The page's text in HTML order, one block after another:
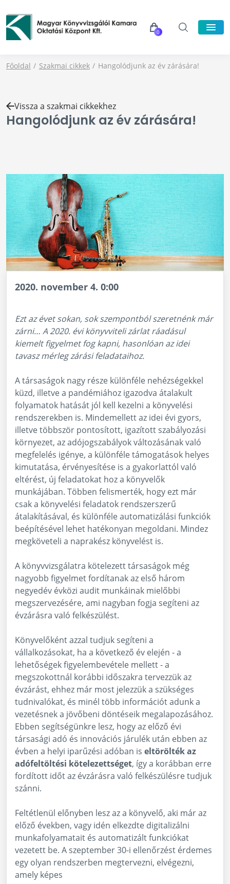
0
Főoldal Szakmai cikkek Hangolódjunk az év zárására!
Hangolódjunk az év zárására!
Vissza a szakmai cikkekhez
2020. november 4. 0:00
Ezt az évet sokan, sok szempontból szeretnénk már
zárni… A 2020. évi könyvviteli zárlat ráadásul
kiemelt figyelmet fog kapni, hasonlóan az idei
tavasz mérleg zárási feladataihoz.
A társaságok nagy része különféle nehézségekkel
küzd, illetve a pandémiához igazodva átalakult
folyamatok hatását jól kell kezelni a könyvelési
rendszerekben is. Mindemellett az idei évi gyors,
illetve többször pontosított, igazított szabályozási
környezet, az adójogszabályok változásának való
megfelelés igénye, a különféle támogatások helyes
kimutatása, érvényesítése is a gyakorlattól való
eltérést, új feladatokat hoz a könyvelők
munkájában. Többen felismerték, hogy ezt már
csak a könyvelési feladatok rendszerszerű
átalakításával, és különféle automatizálási funkciók
beépítésével lehet hatékonyan megoldani. Mindez
megköveteli a naprakész könyvelést is.
A könyvvizsgálatra kötelezett társaságok még
nagyobb figyelmet fordítanak az első három
negyedév évközi audit munkáinak mielőbbi
megszervezésére, ami nagyban fogja segíteni az
évzárásra való felkészülést.
Könyvelőként azzal tudjuk segíteni a
vállalkozásokat, ha a következő év elején - a
lehetőségek figyelembevétele mellett - a
megszokottnál korábbi időszakra tervezzük az
évzárást, ehhez már most jelezzük a szükséges
tudnivalókat, és minél több információt adunk a
vezetésnek a jövőbeni döntéseik megalapozásához.
Ebben segítségünkre lesz, hogy az előző évi
társasági adó és innovációs járulék után ebben az
évben a helyi iparűzési adóban is eltörölték az
adófeltöltési kötelezettséget, így a korábban erre
fordított időt az évzárásra való felkészülésre tudjuk
szánni.
Feltétlenül előnyben lesz az a könyvelő, aki már az
előző években, vagy idén elkezdte digitalizálni
munkafolyamatait és automatizált funkciókat
vezetett be. A szeptember 30-i ellenőrzést érdemes
egy olyan rendszerben megtervezni, elvégezni,
amely képes